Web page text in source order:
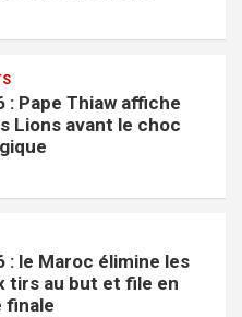
: Pape Thiaw affiche
Lions avant le choc
: le Maroc élimine les
tirs au but et file en
finale